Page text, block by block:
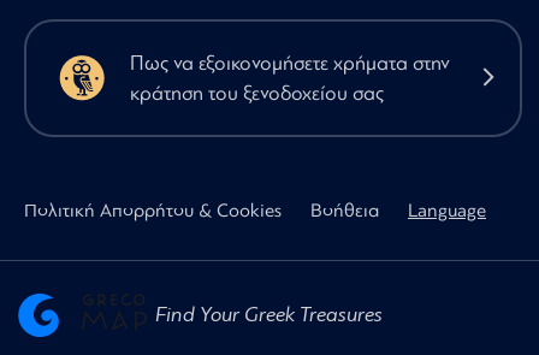
Πως να εξοικονομήσετε χρήματα στην
κράτηση του ξενοδοχείου σας
Πολιτική Απορρήτου & Cookies Βοήθεια Language
Find Your Greek Treasures